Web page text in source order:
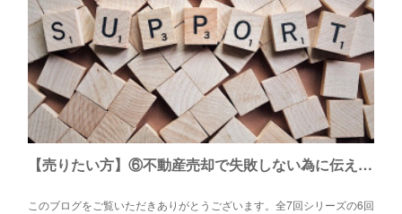
【売りたい方】⑥不動産売却で失敗しない為に伝えたい7つこと
このブログをご覧いただきありがとうございます。全7回シリーズの6回